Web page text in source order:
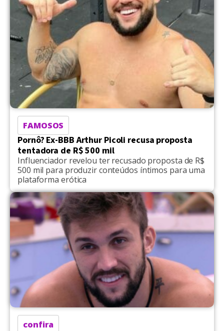
FAMOSOS
Pornô? Ex-BBB Arthur Picoli recusa proposta
tentadora de R$ 500 mil
Influenciador revelou ter recusado proposta de R$
500 mil para produzir conteúdos íntimos para uma
plataforma erótica
confira